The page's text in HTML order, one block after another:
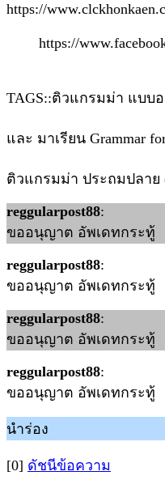
https://
https://
TAGS::ติวแกรมม่า แบบ
และ มาเรียน Grammar
ติวแกรมม่า ประถมปลาย
reggularpost88:
ขออนุญาต อัพเดทกระทู้
reggularpost88:
ขออนุญาต อัพเดทกระทู้
reggularpost88:
ขออนุญาต อัพเดทกระทู้
reggularpost88:
ขออนุญาต อัพเดทกระทู้
นำร่อง
[0] ดัชนีข้อความ